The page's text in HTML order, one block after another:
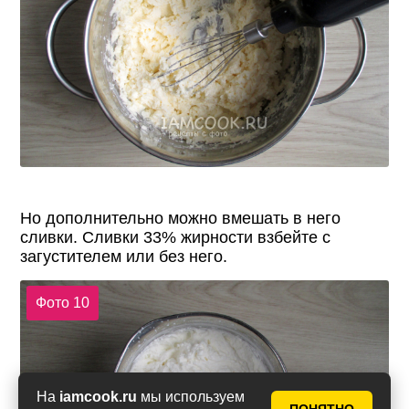
На iamcook.ru мы используем
Но дополнительно можно вмешать в него
сливки. Сливки 33% жирности взбейте с
загустителем или без него.
Фото 10